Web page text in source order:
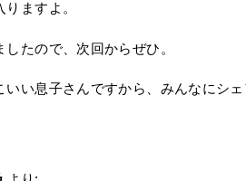
りますよ。
たので、次回からぜひ。
いい息子さんですから、みんなにシェ